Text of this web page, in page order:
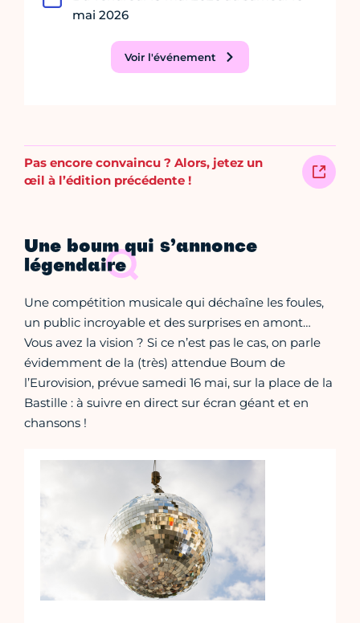
mai 2026
Voir l'événement
Pas encore convaincu ? Alors, jetez un
œil à l’édition précédente !
Une boum qui s’annonce
légendaire
Une compétition musicale qui déchaîne les foules,
un public incroyable et des surprises en amont…
Vous avez la vision ? Si ce n’est pas le cas, on parle
évidemment de la (très) attendue Boum de
l’Eurovision, prévue samedi 16 mai, sur la place de la
Bastille : à suivre en direct sur écran géant et en
chansons !